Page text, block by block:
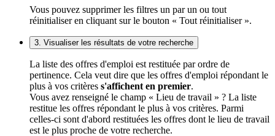
Vous pouvez supprimer les filtres un par un ou tout
réinitialiser en cliquant sur le bouton « Tout réinitialiser ».
3. Visualiser les résultats de votre recherche
La liste des offres d'emploi est restituée par ordre de
pertinence. Cela veut dire que les offres d'emploi répondant le
plus à vos critères s'affichent en premier.
Vous avez renseigné le champ « Lieu de travail » ? La liste
restitue les offres répondant le plus à vos critères. Parmi
celles-ci sont d'abord restituées les offres dont le lieu de travail
est le plus proche de votre recherche.